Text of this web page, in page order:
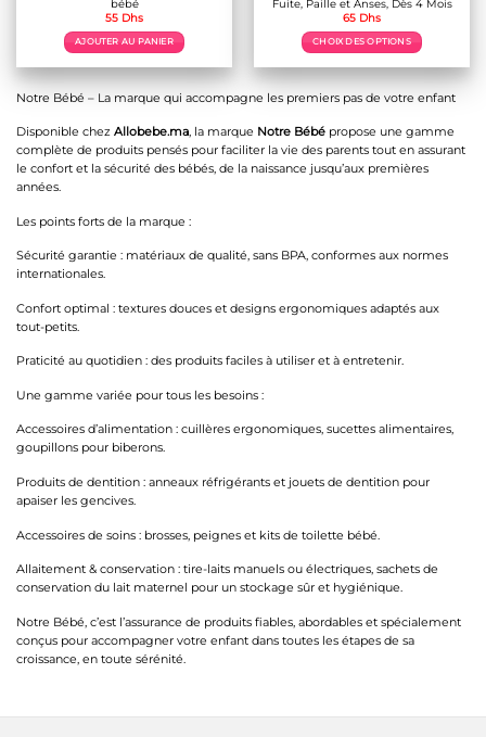
bébé
55 Dhs
AJOUTER AU PANIER
Fuite, Paille et Anses, Dès 4 Mois
65 Dhs
CHOIX DES OPTIONS
options
peuvent
page
Notre Bébé – La marque qui accompagne les premiers pas de votre enfant
Disponible chez Allobebe.ma, la marque Notre Bébé propose une gamme
complète de produits pensés pour faciliter la vie des parents tout en assurant
le confort et la sécurité des bébés, de la naissance jusqu’aux premières
années.
Les points forts de la marque :
Sécurité garantie : matériaux de qualité, sans BPA, conformes aux normes
internationales.
Confort optimal : textures douces et designs ergonomiques adaptés aux
tout-petits.
Praticité au quotidien : des produits faciles à utiliser et à entretenir.
Une gamme variée pour tous les besoins :
Accessoires d’alimentation : cuillères ergonomiques, sucettes alimentaires,
goupillons pour biberons.
Produits de dentition : anneaux réfrigérants et jouets de dentition pour
apaiser les gencives.
Accessoires de soins : brosses, peignes et kits de toilette bébé.
Allaitement & conservation : tire-laits manuels ou électriques, sachets de
conservation du lait maternel pour un stockage sûr et hygiénique.
Notre Bébé, c’est l’assurance de produits fiables, abordables et spécialement
conçus pour accompagner votre enfant dans toutes les étapes de sa
croissance, en toute sérénité.